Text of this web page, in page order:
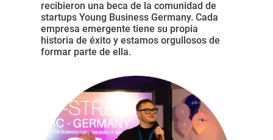
recibieron una beca de la comunidad de
startups Young Business Germany. Cada
empresa emergente tiene su propia
historia de éxito y estamos orgullosos de
formar parte de ella.